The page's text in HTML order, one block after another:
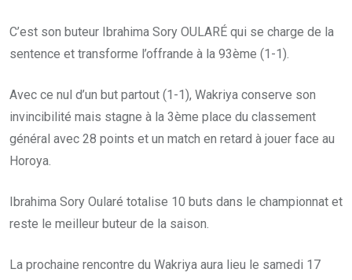
C’est son buteur Ibrahima Sory OULARÉ qui se charge de la
sentence et transforme l’offrande à la 93ème (1-1).
Avec ce nul d’un but partout (1-1), Wakriya conserve son
invincibilité mais stagne à la 3ème place du classement
général avec 28 points et un match en retard à jouer face au
Horoya.
Ibrahima Sory Oularé totalise 10 buts dans le championnat et
reste le meilleur buteur de la saison.
La prochaine rencontre du Wakriya aura lieu le samedi 17